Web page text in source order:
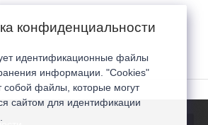
конфиденциальности
идентификационные файлы
информации. "Cookies"
собой файлы, которые могут
сайтом для идентификации